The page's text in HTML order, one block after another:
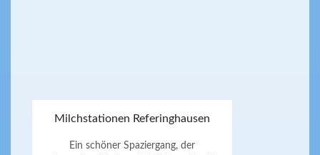
Milchstationen Referinghausen
Ein schöner Spaziergang, der